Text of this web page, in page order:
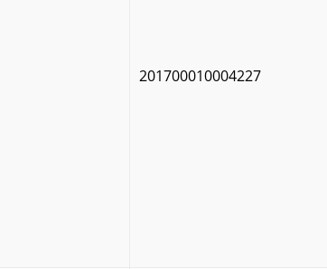
201700010004227